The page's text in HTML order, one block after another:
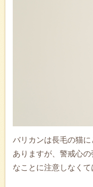
バリカンは長毛の猫
ありますが、警戒心
なことに注意しなくて